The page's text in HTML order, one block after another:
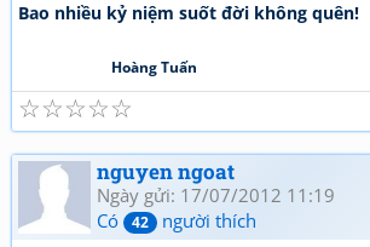
Bao nhiều kỷ niệm suốt đời không quên!
Hoàng Tuấn
☆
☆
☆
☆
☆
nguyen ngoat
Ngày gửi: 17/07/2012 11:19
Có
42 người thích